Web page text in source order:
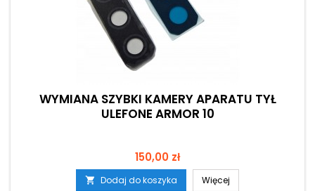
WYMIANA SZYBKI KAMERY APARATU TYŁ
ULEFONE ARMOR 10
Cena
150,00 zł
 Dodaj do koszyka Więcej